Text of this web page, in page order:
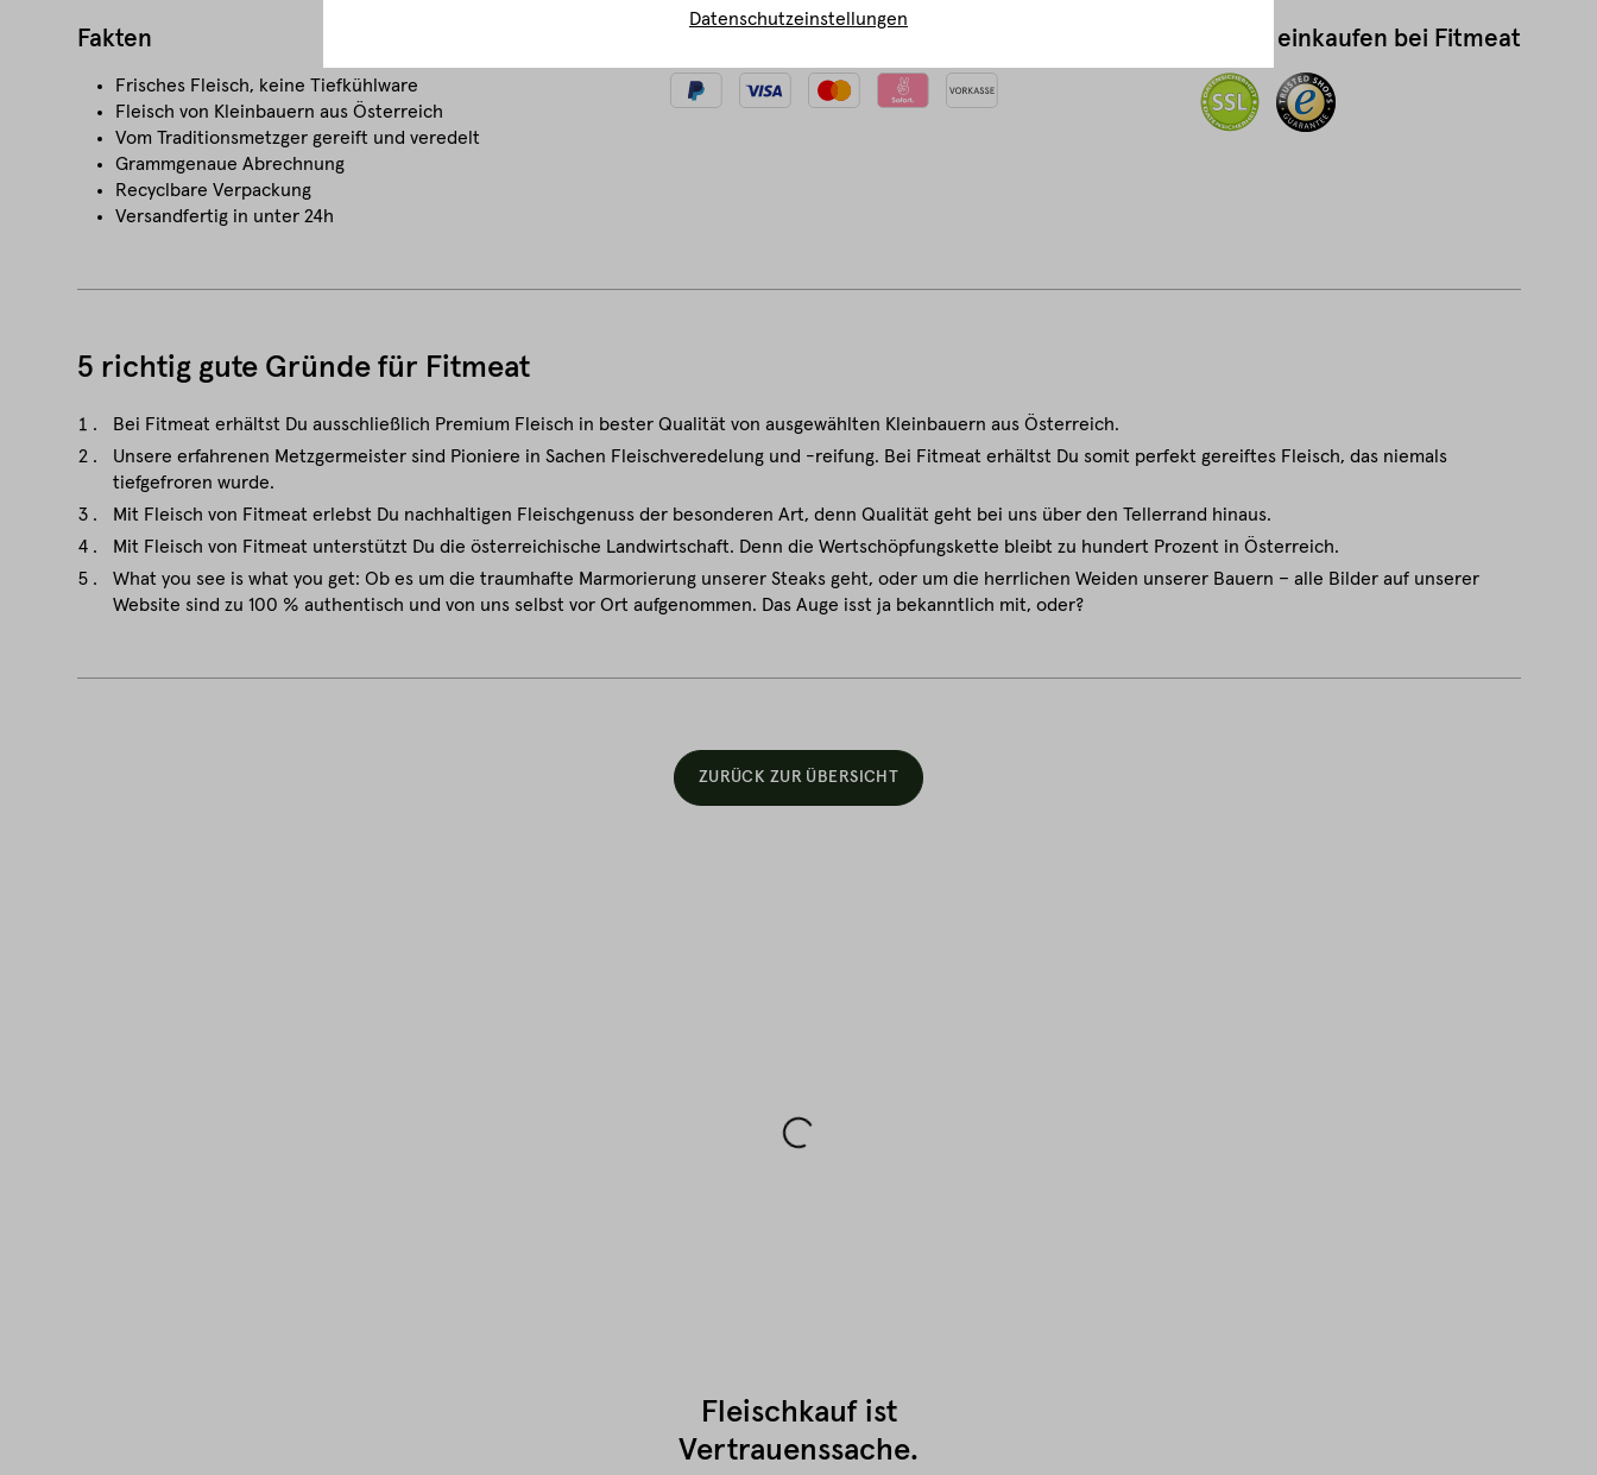
Fakten
Frisches Fleisch, keine Tiefkühlware
Fleisch von Kleinbauern aus Österreich
Vom Traditionsmetzger gereift und veredelt
Grammgenaue Abrechnung
Recyclbare Verpackung
Versandfertig in unter 24h
Sicher einkaufen bei Fitmeat
5 richtig gute Gründe für Fitmeat
Bei Fitmeat erhältst Du ausschließlich Premium Fleisch in bester Qualität von ausgewählten Kleinbauern aus Österreich.
Unsere erfahrenen Metzgermeister sind Pioniere in Sachen Fleischveredelung und -reifung. Bei Fitmeat erhältst Du somit perfekt gereiftes Fleisch, das niemals
tiefgefroren wurde.
Mit Fleisch von Fitmeat erlebst Du nachhaltigen Fleischgenuss der besonderen Art, denn Qualität geht bei uns über den Tellerrand hinaus.
Mit Fleisch von Fitmeat unterstützt Du die österreichische Landwirtschaft. Denn die Wertschöpfungskette bleibt zu hundert Prozent in Österreich.
What you see is what you get: Ob es um die traumhafte Marmorierung unserer Steaks geht, oder um die herrlichen Weiden unserer Bauern – alle Bilder auf unserer
Website sind zu 100 % authentisch und von uns selbst vor Ort aufgenommen. Das Auge isst ja bekanntlich mit, oder?
ZURÜCK ZUR ÜBERSICHT
Fleischkauf ist
Vertrauenssache.
Datenschutzeinstellungen